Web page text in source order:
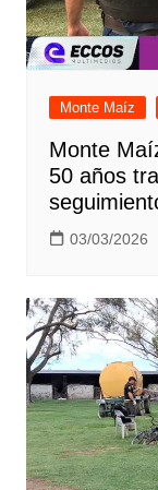
Monte Maíz
Monte
50 años
03/03/2026